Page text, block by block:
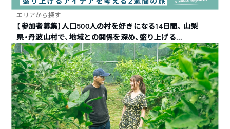
エリアから探す
【参加者募集】人口500人の村を好きになる14日間。山梨
県・丹波山村で、地域との関係を深め、盛り上げる...